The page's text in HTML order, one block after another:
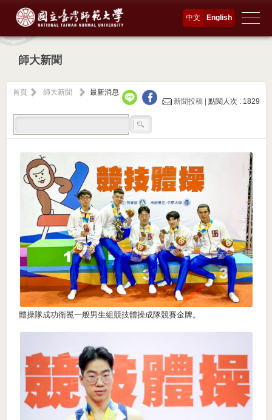
English
中文
師大新聞
首頁 師大新聞
最新消息
新聞投稿 |點閱人次 : 1829
體操隊成功衛冕一般男生組競技體操成隊競賽金牌。